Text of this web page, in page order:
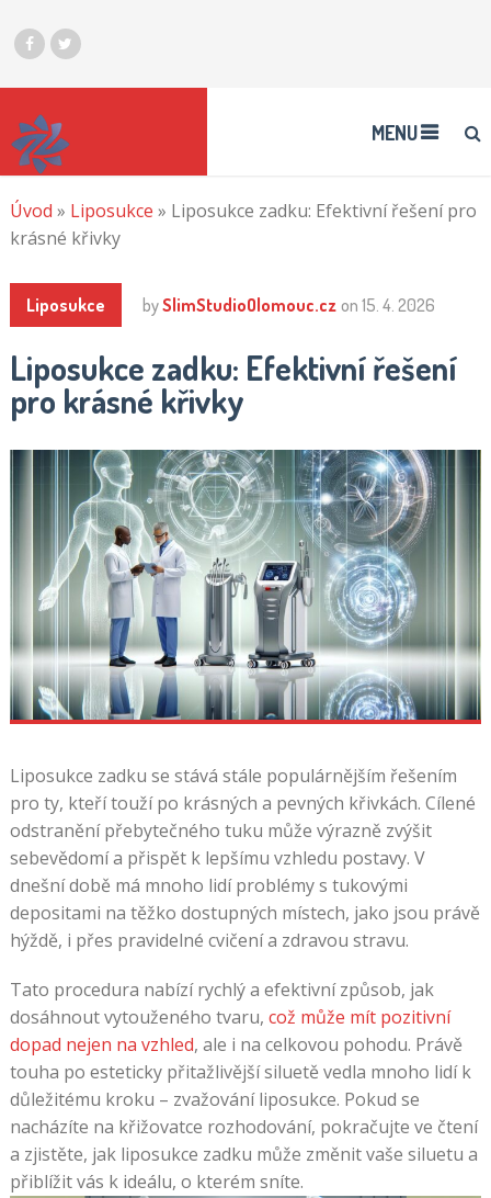
MENU
Úvod » Liposukce » Liposukce zadku: Efektivní řešení pro
krásné křivky
Liposukce bySlimStudioOlomouc.cz on 15. 4. 2026
Liposukce zadku: Efektivní řešení
pro krásné křivky
Liposukce zadku se stává stále populárnějším řešením
pro ty, kteří touží po krásných a pevných křivkách. Cílené
odstranění přebytečného tuku může výrazně zvýšit
sebevědomí a přispět k lepšímu vzhledu postavy. V
dnešní době má mnoho lidí problémy s tukovými
depositami na těžko dostupných místech, jako jsou právě
hýždě, i přes pravidelné cvičení a zdravou stravu.
Tato procedura nabízí rychlý a efektivní způsob, jak
dosáhnout vytouženého tvaru, což může mít pozitivní
dopad nejen na vzhled, ale i na celkovou pohodu. Právě
touha po esteticky přitažlivější siluetě vedla mnoho lidí k
důležitému kroku – zvažování liposukce. Pokud se
nacházíte na křižovatce rozhodování, pokračujte ve čtení
a zjistěte, jak liposukce zadku může změnit vaše siluetu a
přiblížit vás k ideálu, o kterém sníte.